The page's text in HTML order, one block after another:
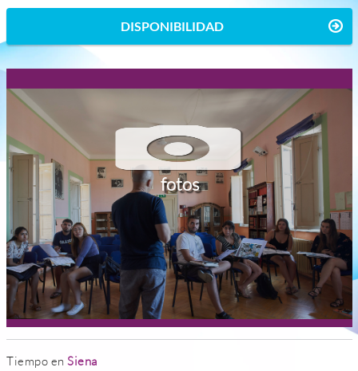
DISPONIBILIDAD
fotos
Tiempo en Siena